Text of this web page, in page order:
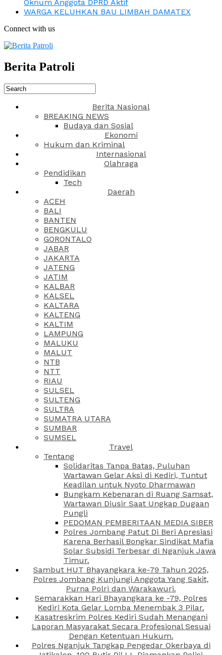
Oknum Anggota DPRD Aktif
WARGA KELUHKAN BAU LIMBAH DAMATEX
Connect with us
Berita Patroli
Berita Nasional
BREAKING NEWS
Budaya dan Sosial
Ekonomi
Hukum dan Kriminal
Internasional
Olahraga
Pendidikan
Tech
Daerah
ACEH
BALI
BANTEN
BENGKULU
GORONTALO
JABAR
JAKARTA
JATENG
JATIM
KALBAR
KALSEL
KALTARA
KALTENG
KALTIM
LAMPUNG
MALUKU
MALUT
NTB
NTT
RIAU
SULSEL
SULTENG
SULTRA
SUMATRA UTARA
SUMBAR
SUMSEL
Travel
Tentang
Solidaritas Tanpa Batas, Puluhan
Wartawan Gelar Aksi di Kediri, Tuntut
Keadilan untuk Nyoto Dharmawan
Bungkam Kebenaran di Ruang Samsat,
Wartawan Diusir Saat Ungkap Dugaan
Pungli
PEDOMAN PEMBERITAAN MEDIA SIBER
Polres Jombang Patut Di Beri Apresiasi
Karena Berhasil Bongkar Sindikat Mafia
Solar Subsidi Terbesar di Nganjuk Jawa
Timur.
Sambut HUT Bhayangkara ke-79 Tahun 2025,
Polres Jombang Kunjungi Anggota Yang Sakit,
Purna Polri dan Warakawuri.
Semarakkan Hari Bhayangkara ke -79, Polres
Kediri Kota Gelar Lomba Menembak 3 Pilar.
Kasatreskrim Polres Kediri Sudah Menangani
Laporan Masyarakat Secara Profesional Sesuai
Dengan Ketentuan Hukum.
Polres Nganjuk Tangkap Pengedar Okerbaya di